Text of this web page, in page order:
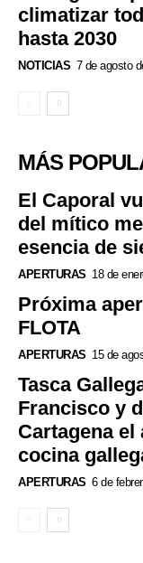
climatizar
hasta 2030
NOTICIAS 7 de agosto
MÁS
El Caporal
del mítico
esencia de
APERTURAS 18 de
Próxima
FLOTA
APERTURAS 15 de
Tasca
Francisco y
Cartagena
cocina
APERTURAS 6 de